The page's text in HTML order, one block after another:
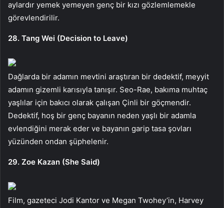
aylardır yemek yemeyen genç bir kızı gözlemlemekle
görevlendirilir.
28. Tang Wei (Decision to Leave)
Dağlarda bir adamın mevtini araştıran bir dedektif, meyyit
adamın gizemli karısıyla tanışır. Seo-Rae, bakıma muhtaç
yaşlılar için bakıcı olarak çalışan Çinli bir göçmendir.
Dedektif, hoş bir genç bayanın neden yaşlı bir adamla
evlendiğini merak eder ve bayanın garip tasa şovları
yüzünden ondan şüphelenir.
29. Zoe Kazan (She Said)
Film, gazeteci Jodi Kantor ve Megan Twohey’in, Harvey